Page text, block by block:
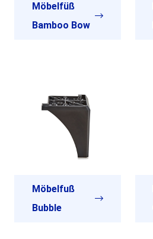
Möbelfüß
Bamboo Bow
Möbelfuß
Bubble